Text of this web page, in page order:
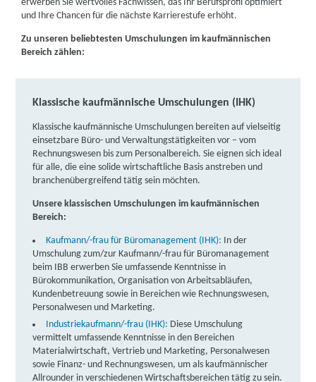
Mehr zumBildungsgutscheinerfahren
Fördermöglichkeiten für Berufstätige
gefördert werden. Förderungsanträge können Sie u. a. bei
Bundesministerium für Bildung und Forschung
Regionale Programme (z. B. Förderprogramme der
Bundesländer)
Steuerliche Förderung
Förderung nach dem Qualifizierungschancengesetz
erwerben Sie wertvolles Fachwissen, das Ihr Berufsprofil optimiert
und Ihre Chancen für die nächste Karrierestufe erhöht.
Zu unseren beliebtesten Umschulungen im kaufmännischen
Bereich zählen:
Klassische kaufmännische Umschulungen (IHK)
Klassische kaufmännische Umschulungen bereiten auf vielseitig
einsetzbare Büro- und Verwaltungstätigkeiten vor – vom
Rechnungswesen bis zum Personalbereich. Sie eignen sich ideal
für alle, die eine solide wirtschaftliche Basis anstreben und
branchenübergreifend tätig sein möchten.
Unsere klassischen Umschulungen im kaufmännischen
Bereich:
Kaufmann/-frau für Büromanagement (IHK): In der
Umschulung zum/zur Kaufmann/-frau für Büromanagement
beim IBB erwerben Sie umfassende Kenntnisse in
Bürokommunikation, Organisation von Arbeitsabläufen,
Kundenbetreuung sowie in Bereichen wie Rechnungswesen,
Personalwesen und Marketing.
Industriekaufmann/-frau (IHK): Diese Umschulung
vermittelt umfassende Kenntnisse in den Bereichen
Materialwirtschaft, Vertrieb und Marketing, Personalwesen
sowie Finanz- und Rechnungswesen, um als kaufmännischer
Allrounder in verschiedenen Wirtschaftsbereichen tätig zu sein.